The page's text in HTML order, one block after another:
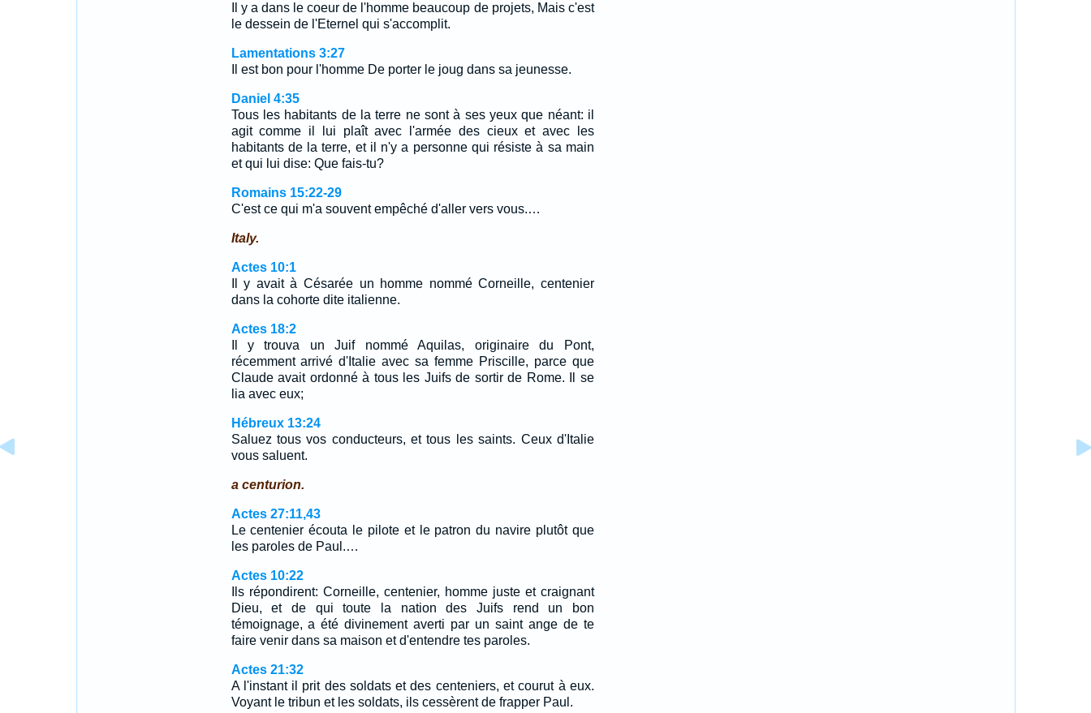
Il y a dans le coeur de l'homme beaucoup de projets, Mais c'est
le dessein de l'Eternel qui s'accomplit.
Lamentations 3:27
Il est bon pour l'homme De porter le joug dans sa jeunesse.
Daniel 4:35
Tous les habitants de la terre ne sont à ses yeux que néant: il
agit comme il lui plaît avec l'armée des cieux et avec les
habitants de la terre, et il n'y a personne qui résiste à sa main
et qui lui dise: Que fais-tu?
Romains 15:22-29
C'est ce qui m'a souvent empêché d'aller vers vous.…
Italy.
Actes 10:1
Il y avait à Césarée un homme nommé Corneille, centenier
dans la cohorte dite italienne.
Actes 18:2
Il y trouva un Juif nommé Aquilas, originaire du Pont,
récemment arrivé d'Italie avec sa femme Priscille, parce que
Claude avait ordonné à tous les Juifs de sortir de Rome. Il se
lia avec eux;
Hébreux 13:24
Saluez tous vos conducteurs, et tous les saints. Ceux d'Italie
vous saluent.
a centurion.
Actes 27:11,43
Le centenier écouta le pilote et le patron du navire plutôt que
les paroles de Paul.…
Actes 10:22
Ils répondirent: Corneille, centenier, homme juste et craignant
Dieu, et de qui toute la nation des Juifs rend un bon
témoignage, a été divinement averti par un saint ange de te
faire venir dans sa maison et d'entendre tes paroles.
Actes 21:32
A l'instant il prit des soldats et des centeniers, et courut à eux.
Voyant le tribun et les soldats, ils cessèrent de frapper Paul.